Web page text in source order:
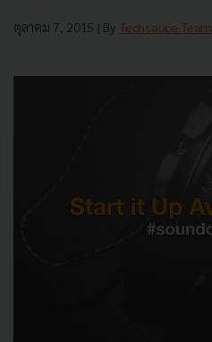
ตุลาคม 7, 2015 | By Techsauce Team